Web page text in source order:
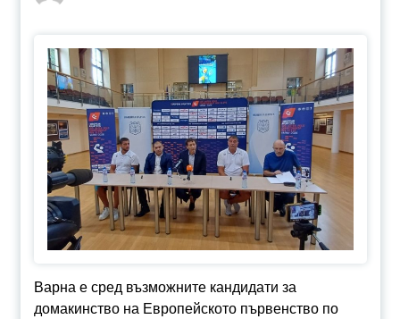
Варна е сред възможните кандидати за
домакинство на Европейското първенство по